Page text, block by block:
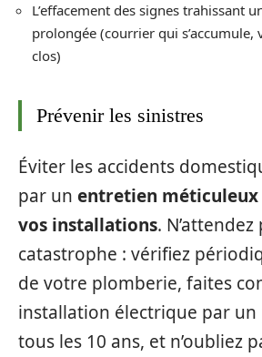
L’effacement des signes trahissant
prolongée (courrier qui
clos)
Prévenir les sinistres
Éviter les accidents
par un entretien
vos installations. N’attendez
catastrophe : vérifiez
de votre plomberie, faites
installation électrique par
tous les 10 ans, et n’oubliez